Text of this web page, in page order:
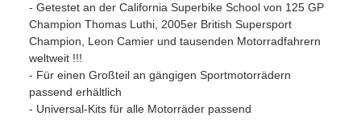
- Getestet an der California Superbike School von 125 GP
Champion Thomas Luthi, 2005er British Supersport
Champion, Leon Camier und tausenden Motorradfahrern
weltweit !!!
- Für einen Großteil an gängigen Sportmotorrädern
passend erhältlich
- Universal-Kits für alle Motorräder passend